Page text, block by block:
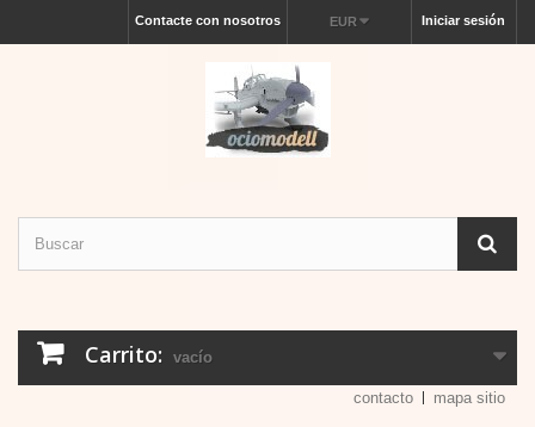
Iniciar sesión
EUR
Contacte con nosotros
Carrito: vacío
contacto mapa sitio